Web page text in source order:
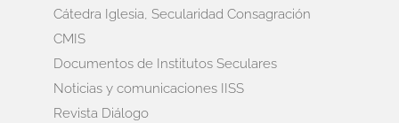
Cátedra Iglesia, Secularidad Consagración
CMIS
Documentos de Institutos Seculares
Noticias y comunicaciones IISS
Revista Diálogo